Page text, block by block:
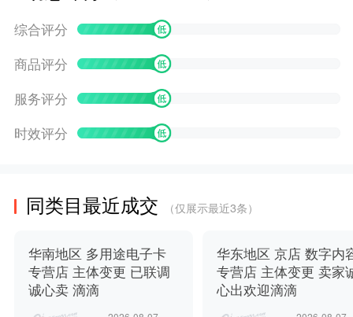
综合评分
商品评分
服务评分
时效评分
同类目最近成交 （仅展示最近3条）
华南地区 多用途电子卡
专营店 主体变更 已联调
诚心卖 滴滴
华东地区 京店 数字内
专营店 主体变更 卖家
心出欢迎滴滴